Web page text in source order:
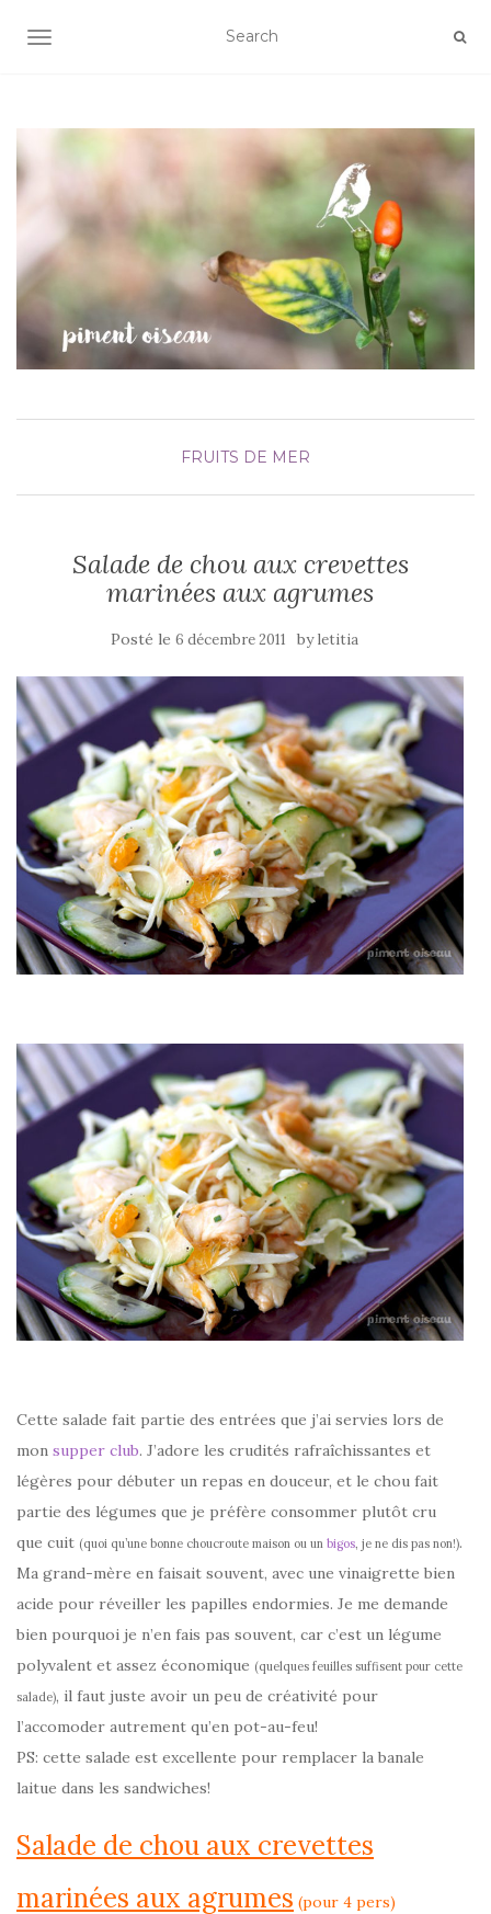
AFFICHER/MASQUER LA NAVIGATION
FRUITS DE MER
Salade de chou aux crevettes
marinées aux agrumes
Posté le 6 décembre 2011 byletitia
Cette salade fait partie des entrées que j’ai servies lors de
mon supper club. J’adore les crudités rafraîchissantes et
légères pour débuter un repas en douceur, et le chou fait
partie des légumes que je préfère consommer plutôt cru
que cuit (quoi qu’une bonne choucroute maison ou un bigos, je ne dis pas non!).
Ma grand-mère en faisait souvent, avec une vinaigrette bien
acide pour réveiller les papilles endormies. Je me demande
bien pourquoi je n’en fais pas souvent, car c’est un légume
polyvalent et assez économique (quelques feuilles suffisent pour cette
salade), il faut juste avoir un peu de créativité pour
l’accomoder autrement qu’en pot-au-feu!
PS: cette salade est excellente pour remplacer la banale
laitue dans les sandwiches!
Salade de chou aux crevettes
marinées aux agrumes (pour 4 pers)